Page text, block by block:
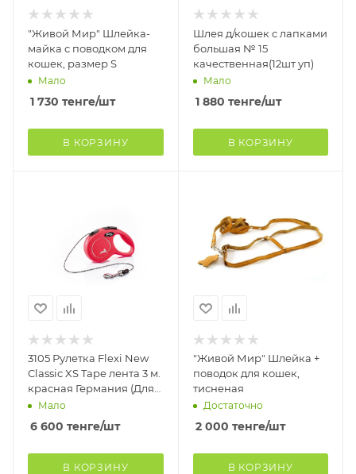
"Живой Мир" Шлейка-
майка с поводком для
кошек, размер S
Мало
1 730 тенге/шт
В КОРЗИНУ
Шлея д/кошек с лапками
большая № 15
качественная(12шт уп)
Мало
1 880 тенге/шт
В КОРЗИНУ
3105 Рулетка Flexi New
Classic XS Tape лента 3 м.
красная Германия (Для
собак, кошек и других
Мало
6 600 тенге/шт
В КОРЗИНУ
"Живой Мир" Шлейка +
поводок для кошек,
тисненая
Достаточно
2 000 тенге/шт
В КОРЗИНУ